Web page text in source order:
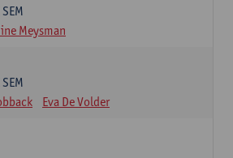
Meysman
Eva De Volder